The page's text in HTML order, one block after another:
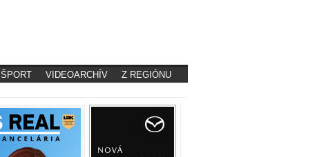
ŠPORT VIDEOARCHÍV Z REGIÓNU